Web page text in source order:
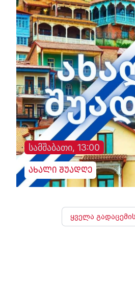
სამშაბათი, 13:00
ახალი შუადღე
ყველა